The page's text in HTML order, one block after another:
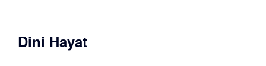
Dini Hayat